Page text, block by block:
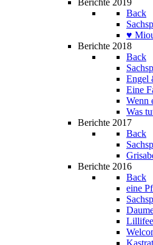
Berichte 2019
Back
♥
Berichte 2018
Back
Engel
Eine
Wenn
Was
Berichte 2017
Back
Berichte 2016
Back
eine